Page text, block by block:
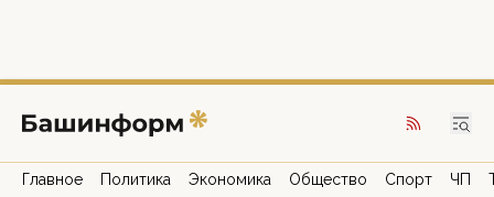
Главное Политика Экономика Общество Спорт ЧП